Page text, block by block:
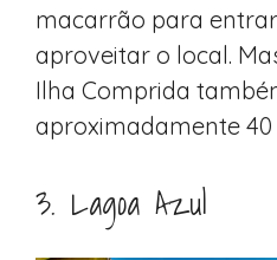
macarrão para
aproveitar o local.
Ilha Comprida
aproximadamente 40
3. Lagoa Azul